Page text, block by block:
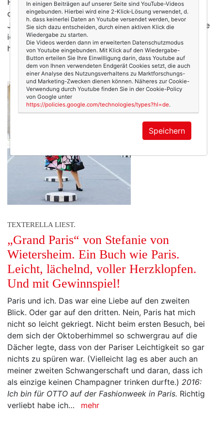
Haus wehen, schneit es in Paris Kirschblüten und färbt
die Boulevards rosa. Masken tragen nur die
Japanerinnen, denen sie begegnet (diese Episode habe
ich lustigerweise schon vor Corona geschrieben – als
hätte ich es geahnt, dass dieses Accessoire…
TEXTERELLA LIEST.
„Grand Paris“ von Stefanie von
Wietersheim. Ein Buch wie Paris.
Leicht, lächelnd, voller Herzklopfen.
Und mit Gewinnspiel!
Paris und ich. Das war eine Liebe auf den zweiten
Blick. Oder gar auf den dritten. Nein, Paris hat mich
nicht so leicht gekriegt. Nicht beim ersten Besuch, bei
dem sich der Oktoberhimmel so schwergrau auf die
Dächer legte, dass von der Pariser Leichtigkeit so gar
nichts zu spüren war. (Vielleicht lag es aber auch an
meiner zweiten Schwangerschaft und daran, dass ich
als einzige keinen Champagner trinken durfte.) 2016:
Ich bin für OTTO auf der Fashionweek in Paris. Richtig
verliebt habe ich…
mehr
In einigen Beiträgen auf unserer Seite sind YouTube-Videos
eingebunden. Hierbei wird eine 2-Klick-Lösung verwendet, d.
h. dass keinerlei Daten an Youtube versendet werden, bevor
Sie sich dazu entscheiden, durch einen aktiven Klick die
Wiedergabe zu starten.
Die Videos werden dann im erweiterten Datenschutzmodus
von Youtube eingebunden. Mit Klick auf den Wiedergabe-
Button erteilen Sie Ihre Einwilligung darin, dass Youtube auf
dem von Ihnen verwendeten Endgerät Cookies setzt, die auch
einer Analyse des Nutzungsverhaltens zu Marktforschungs-
und Marketing-Zwecken dienen können. Näheres zur Cookie-
Verwendung durch Youtube finden Sie in der Cookie-Policy
von Google unter
https://policies.google.com/technologies/types?hl=de.
Speichern